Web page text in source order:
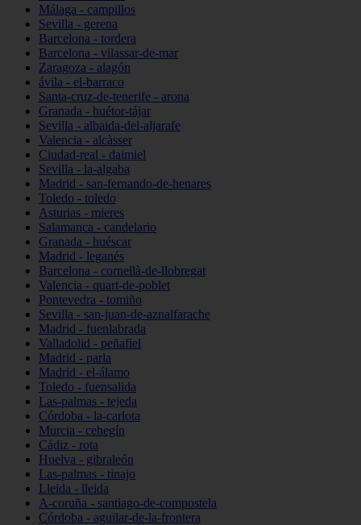
Málaga - campillos
Sevilla - gerena
Barcelona - tordera
Barcelona - vilassar-de-mar
Zaragoza - alagón
ávila - el-barraco
Santa-cruz-de-tenerife - arona
Granada - huétor-tájar
Sevilla - albaida-del-aljarafe
Valencia - alcàsser
Ciudad-real - daimiel
Sevilla - la-algaba
Madrid - san-fernando-de-henares
Toledo - toledo
Asturias - mieres
Salamanca - candelario
Granada - huéscar
Madrid - leganés
Barcelona - cornellà-de-llobregat
Valencia - quart-de-poblet
Pontevedra - tomiño
Sevilla - san-juan-de-aznalfarache
Madrid - fuenlabrada
Valladolid - peñafiel
Madrid - parla
Madrid - el-álamo
Toledo - fuensalida
Las-palmas - tejeda
Córdoba - la-carlota
Murcia - cehegín
Cádiz - rota
Huelva - gibraleón
Las-palmas - tinajo
Lleida - lleida
A-coruña - santiago-de-compostela
Córdoba - aguilar-de-la-frontera